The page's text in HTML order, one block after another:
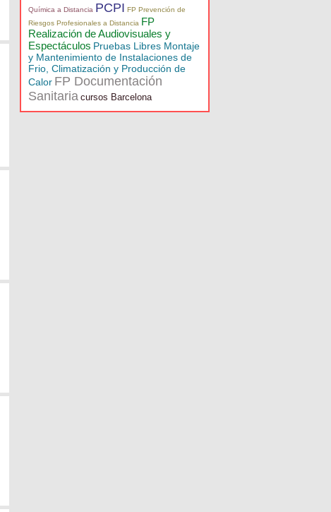
Química a Distancia PCPI FP Prevención de
Riesgos Profesionales a Distancia FP
Realización de Audiovisuales y
Espectáculos Pruebas Libres Montaje
y Mantenimiento de Instalaciones de
Frio, Climatización y Producción de
Calor FP Documentación
Sanitaria cursos Barcelona